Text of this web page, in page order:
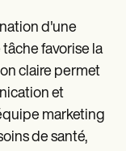
d'une
favorise la
claire permet
et
marketing
de santé,